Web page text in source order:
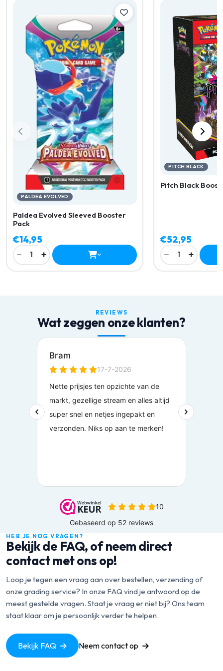
PALDEA EVOLVED
Paldea Evolved Sleeved Booster
Pack
€14,95
− 1 +
PITCH BLACK
Pitch Black
€52,95
− 1 +
REVIEWS
Wat zeggen onze klanten?
HEB JE NOG VRAGEN?
Bekijk de FAQ, of neem direct
contact met ons op!
Loop je tegen een vraag aan over bestellen, verzending of
onze grading service? In onze FAQ vind je antwoord op de
meest gestelde vragen. Staat je vraag er niet bij? Ons team
staat klaar om je persoonlijk verder te helpen.
Bekijk FAQ Neem contact op